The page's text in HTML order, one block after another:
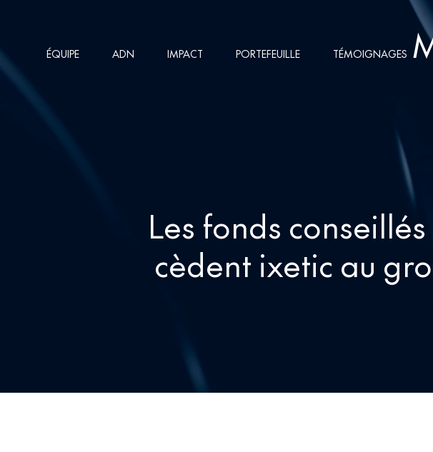
main
content
ÉQUIPE ADN IMPACT PORTEFEUILLE TÉMOIGNAGES
Les fonds
cèdent ixetic au